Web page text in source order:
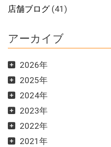
店舗ブログ(41)
アーカイブ
2026年
2025年
2024年
2023年
2022年
2021年